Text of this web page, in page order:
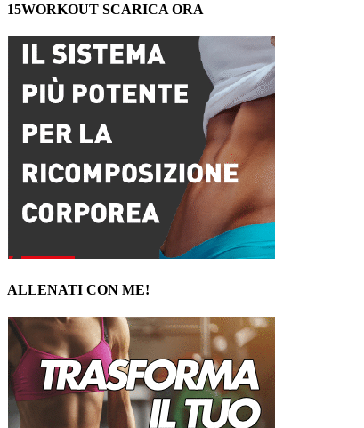
15WORKOUT SCARICA ORA
ALLENATI CON ME!